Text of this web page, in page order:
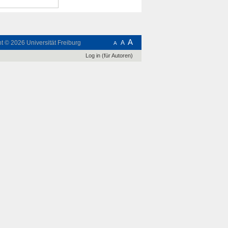
A A A
© 2026 Universität Freiburg
Log in (für Autoren)